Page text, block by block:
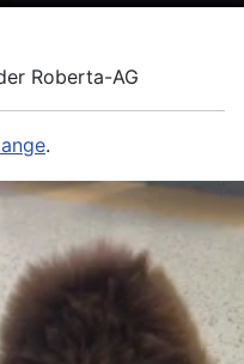
Roberta-AG
.